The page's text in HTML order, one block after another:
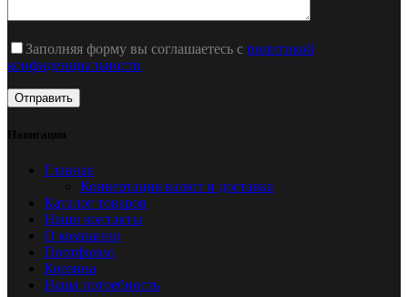
Заполняя форму вы соглашаетесь с политикой
конфиденциальности
Навигация
Главная
Конвертация валют и доставка
Каталог товаров
Наши контакты
О компании
Портфолио
Корзина
Наша потребность